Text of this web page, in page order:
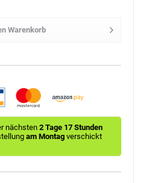
Warenkorb
nächsten 2 Tage 17 Stunden
am Montag verschickt